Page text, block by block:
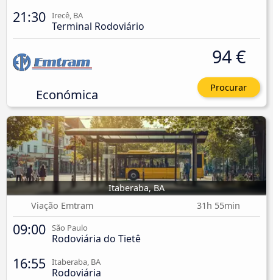
21:30 Irecê, BA
Terminal Rodoviário
Económica
94 €
Procurar
Itaberaba, BA
Viação Emtram
31h 55min
09:00 São Paulo
Rodoviária do Tietê
16:55 Itaberaba, BA
Rodoviária